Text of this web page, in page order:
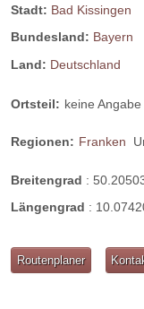
Stadt: Bad Kissingen
Bundesland: Bayern
Land: Deutschland
Ortsteil: keine Angabe
Regionen: Franken
Breitengrad :
Längengrad :
Routenplaner